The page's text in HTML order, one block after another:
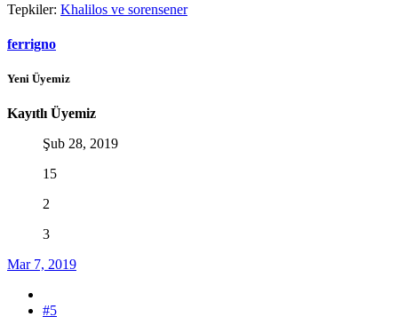
Tepkiler: Khalilos ve sorensener
ferrigno
Yeni Üyemiz
Kayıtlı Üyemiz
Şub 28, 2019
15
2
3
Mar 7, 2019
#5